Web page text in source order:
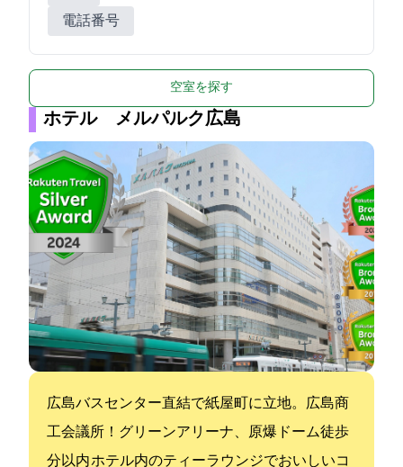
電話番号
空室を探す
ホテル メルパルク広島
広島バスセンター直結で紙屋町に立地。広島商
工会議所！グリーンアリーナ、原爆ドーム徒歩3
分以内 ホテル内のティーラウンジでおいしいコ